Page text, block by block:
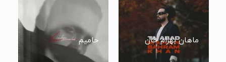
ماهان بهرام خان حامیم